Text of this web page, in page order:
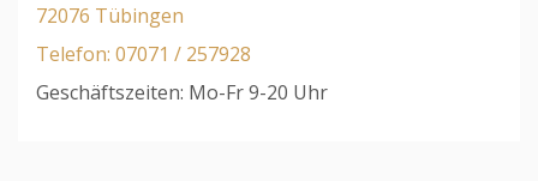
72076 Tübingen
Telefon: 07071 / 257928
Geschäftszeiten: Mo-Fr 9-20 Uhr